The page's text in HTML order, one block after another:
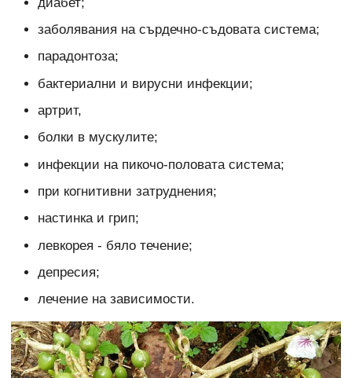
заболявания на сърдечно-съдовата система;
парадонтоза;
бактериални и вирусни инфекции;
артрит,
болки в мускулите;
инфекции на пикочо-половата система;
при когнитивни затруднения;
настинка и грип;
левкорея - бяло течение;
депресия;
лечение на зависимости.